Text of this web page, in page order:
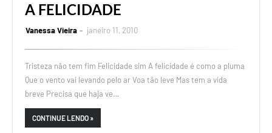
A FELICIDADE
Vanessa Vieira janeiro 11, 2010
Tristeza não tem fim Felicidade sim A felicidade é como a pluma
Que o vento vai levando pelo ar Voa tão leve Mas tem a vida
breve Precisa que haja ve…
CONTINUE LENDO »